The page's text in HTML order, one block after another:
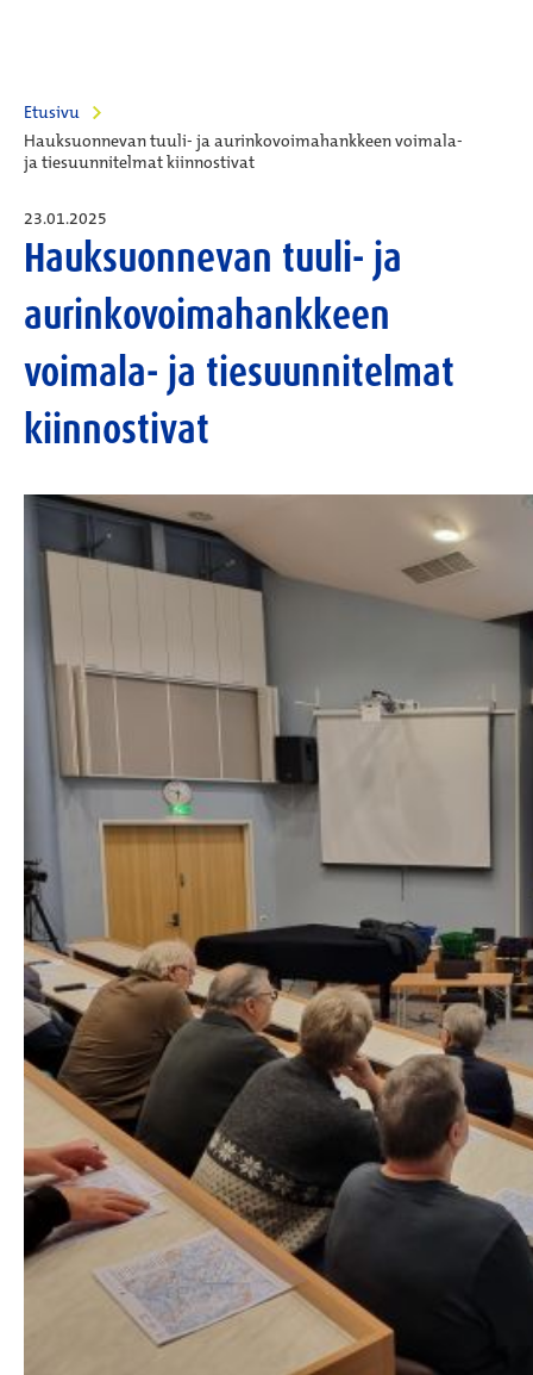
Etusivu
Hauksuonnevan tuuli- ja aurinkovoimahankkeen voimala-
ja tiesuunnitelmat kiinnostivat
23.01.2025
Hauksuonnevan tuuli- ja
aurinkovoimahankkeen
voimala- ja tiesuunnitelmat
kiinnostivat